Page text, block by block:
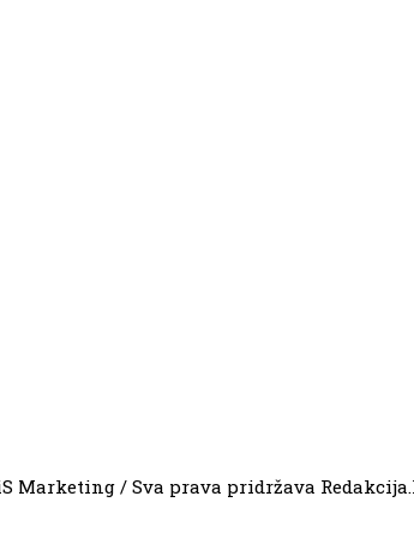
Marketing / Sva prava pridržava